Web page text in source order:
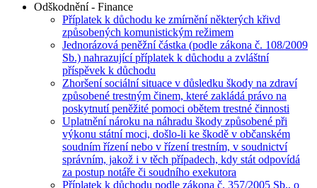
Odškodnění - Finance
Příplatek k důchodu ke zmírnění některých křivd
způsobených komunistickým režimem
Jednorázová peněžní částka (podle zákona č. 108/2009
Sb.) nahrazující příplatek k důchodu a zvláštní
příspěvek k důchodu
Zhoršení sociální situace v důsledku škody na zdraví
způsobené trestným činem, které zakládá právo na
poskytnutí peněžité pomoci obětem trestné činnosti
Uplatnění nároku na náhradu škody způsobené při
výkonu státní moci, došlo-li ke škodě v občanském
soudním řízení nebo v řízení trestním, v soudnictví
správním, jakož i v těch případech, kdy stát odpovídá
za postup notáře či soudního exekutora
Příplatek k důchodu podle zákona č. 357/2005 Sb., o